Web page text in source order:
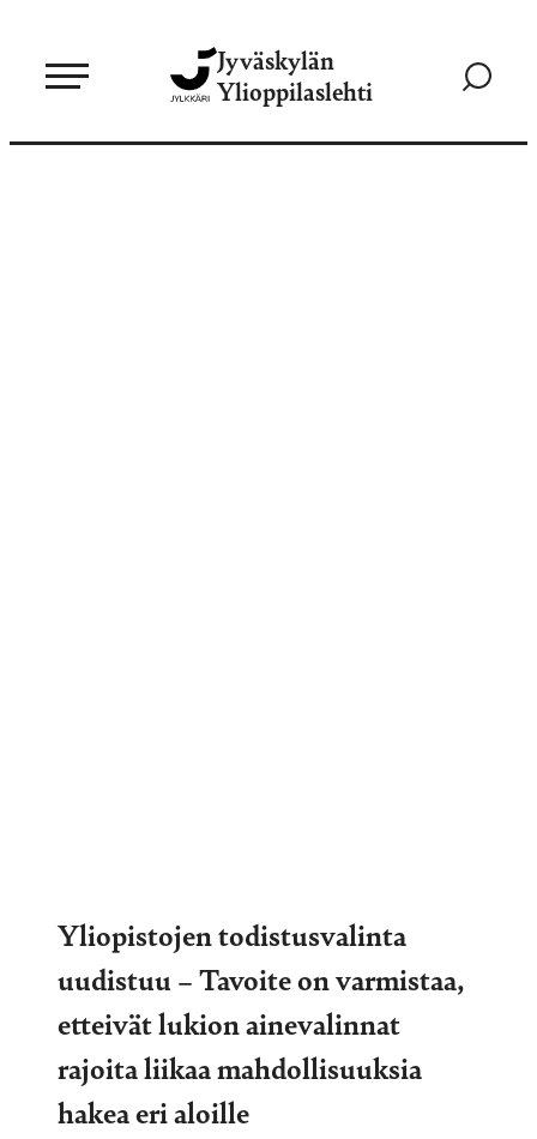
sisältöön
Jyväskylän
Ylioppilaslehti
Siirry
Yliopistojen todistusvalinta
uudistuu – Tavoite on varmistaa,
etteivät lukion ainevalinnat
rajoita liikaa mahdollisuuksia
hakea eri aloille